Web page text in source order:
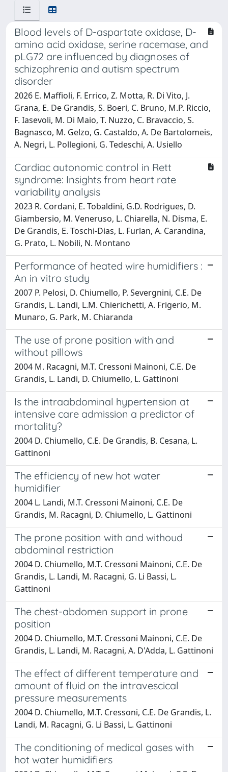
Blood levels of D-aspartate oxidase, D-
amino acid oxidase, serine racemase, and
pLG72 are influenced by diagnoses of
schizophrenia and autism spectrum
disorder
2026 E. Maffioli, F. Errico, Z. Motta, R. Di Vito, J.
Grana, E. De Grandis, S. Boeri, C. Bruno, M.P. Riccio,
F. Iasevoli, M. Di Maio, T. Nuzzo, C. Bravaccio, S.
Bagnasco, M. Gelzo, G. Castaldo, A. De Bartolomeis,
A. Negri, L. Pollegioni, G. Tedeschi, A. Usiello
Cardiac autonomic control in Rett
syndrome: Insights from heart rate
variability analysis
2023 R. Cordani, E. Tobaldini, G.D. Rodrigues, D.
Giambersio, M. Veneruso, L. Chiarella, N. Disma, E.
De Grandis, E. Toschi-Dias, L. Furlan, A. Carandina,
G. Prato, L. Nobili, N. Montano
Performance of heated wire humidifiers :
An in vitro study
2007 P. Pelosi, D. Chiumello, P. Severgnini, C.E. De
Grandis, L. Landi, L.M. Chierichetti, A. Frigerio, M.
Munaro, G. Park, M. Chiaranda
The use of prone position with and
without pillows
2004 M. Racagni, M.T. Cressoni Mainoni, C.E. De
Grandis, L. Landi, D. Chiumello, L. Gattinoni
Is the intraabdominal hypertension at
intensive care admission a predictor of
mortality?
2004 D. Chiumello, C.E. De Grandis, B. Cesana, L.
Gattinoni
The efficiency of new hot water
humidifier
2004 L. Landi, M.T. Cressoni Mainoni, C.E. De
Grandis, M. Racagni, D. Chiumello, L. Gattinoni
The prone position with and withoud
abdominal restriction
2004 D. Chiumello, M.T. Cressoni Mainoni, C.E. De
Grandis, L. Landi, M. Racagni, G. Li Bassi, L.
Gattinoni
The chest-abdomen support in prone
position
2004 D. Chiumello, M.T. Cressoni Mainoni, C.E. De
Grandis, L. Landi, M. Racagni, A. D'Adda, L. Gattinoni
The effect of different temperature and
amount of fluid on the intravescical
pressure measurements
2004 D. Chiumello, M.T. Cressoni, C.E. De Grandis, L.
Landi, M. Racagni, G. Li Bassi, L. Gattinoni
The conditioning of medical gases with
hot water humidifiers